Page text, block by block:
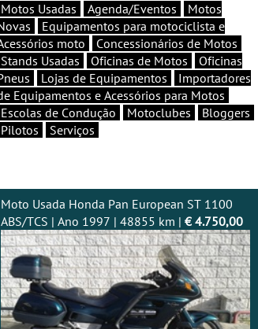
Motos Usadas Agenda/Eventos
Motos
Equipamentos para motociclista e
moto
Concessionários de Motos
Stands Usadas
Oficinas de Motos
Oficinas
Lojas de Equipamentos
Importadores
Equipamentos e Acessórios para Motos
Escolas de Condução
Motoclubes
Bloggers
Pilotos
Serviços
Moto Usada Honda Pan European ST 1100
ABS/TCS | Ano 1997 | 48855 km | € 4.750,00